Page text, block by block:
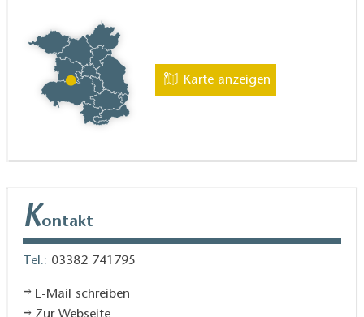
Karte anzeigen
Kontakt
Tel.: 03382 741795
E-Mail schreiben